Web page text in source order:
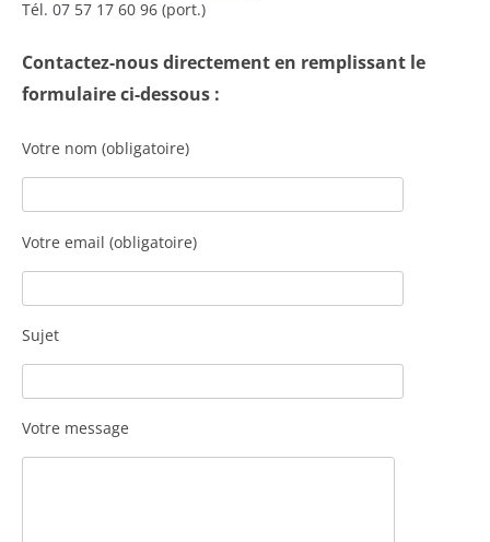
Tél. 07 57 17 60 96 (port.)
Contactez-nous directement en remplissant le
formulaire ci-dessous :
Votre nom (obligatoire)
Votre email (obligatoire)
Sujet
Votre message